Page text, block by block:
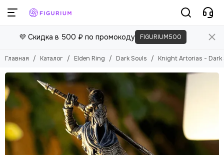
Elden Ring
Смотреть все товары
Bloodborne
💜 Скидка в 500 ₽ по промокоду FIGURIUM500
Главная Каталог Elden Ring Dark Souls Knight Artorias - Dark